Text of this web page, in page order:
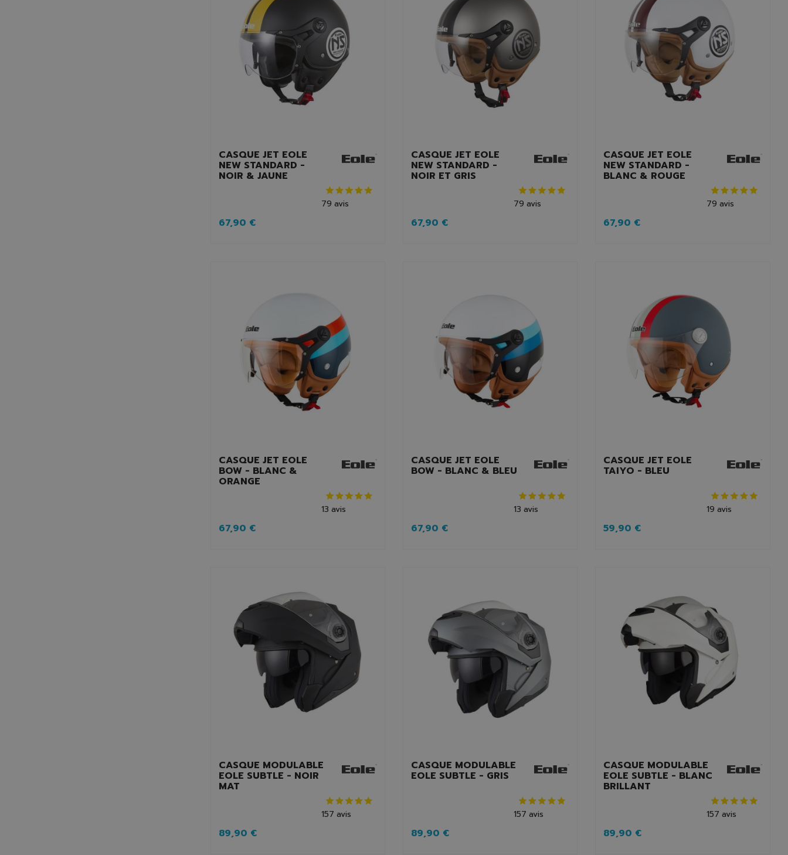
CASQUE JET EOLE
NEW STANDARD -
NOIR & JAUNE
79 avis
67,90 €
CASQUE JET EOLE
NEW STANDARD -
NOIR ET GRIS
79 avis
67,90 €
CASQUE JET EOLE
NEW STANDARD -
BLANC & ROUGE
79 avis
67,90 €
CASQUE JET EOLE
BOW - BLANC &
ORANGE
13 avis
67,90 €
CASQUE JET EOLE
BOW - BLANC & BLEU
13 avis
67,90 €
CASQUE JET EOLE
TAIYO - BLEU
19 avis
59,90 €
CASQUE MODULABLE
EOLE SUBTLE - NOIR
MAT
157 avis
89,90 €
CASQUE MODULABLE
EOLE SUBTLE - GRIS
157 avis
89,90 €
CASQUE MODULABLE
EOLE SUBTLE - BLANC
BRILLANT
157 avis
89,90 €